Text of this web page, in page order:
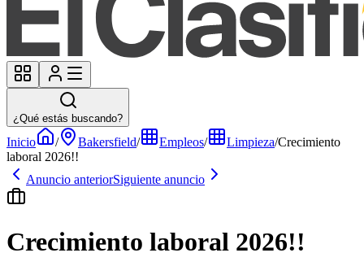
¿Qué estás buscando?
Inicio / Bakersfield/ Empleos/ Limpieza/Crecimiento
laboral 2026!!
Anuncio anteriorSiguiente anuncio
Crecimiento laboral 2026!!